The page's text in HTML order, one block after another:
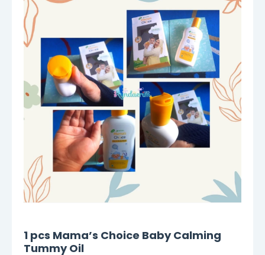
1 pcs Mama’s Choice Baby Calming
Tummy Oil